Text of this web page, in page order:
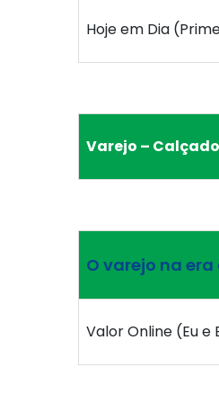
Hoje em Dia
Varejo –
O varejo na
Valor Online (Eu e